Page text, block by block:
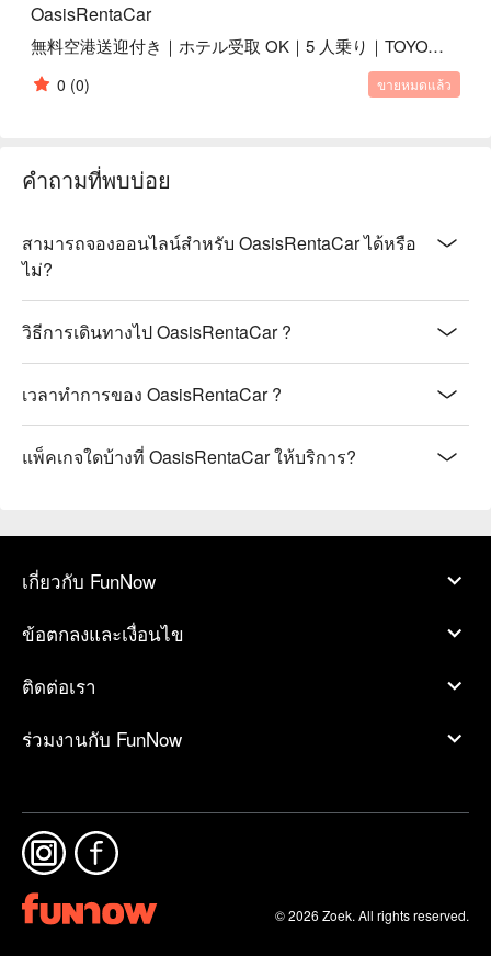
OasisRentaCar
無料空港送迎付き｜ホテル受取 OK｜5 人乗り｜TOYOTA AQUA HYBRID 上級グレード｜1 ~ 6 日間
0 (0) ขายหมดแล้ว
คำถามที่พบบ่อย
สามารถจองออนไลน์สำหรับ OasisRentaCar ได้หรือ
ไม่?
วิธีการเดินทางไป OasisRentaCar ?
เวลาทำการของ OasisRentaCar ?
แพ็คเกจใดบ้างที่ OasisRentaCar ให้บริการ?
เกี่ยวกับ FunNow
ข้อตกลงและเงื่อนไข
ติดต่อเรา
ร่วมงานกับ FunNow
© 2026 Zoek. All rights reserved.